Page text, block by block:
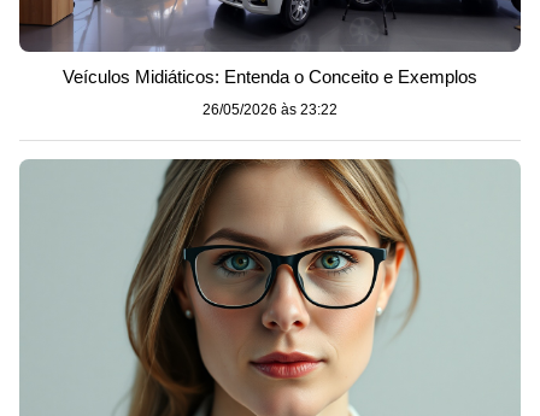
Veículos Midiáticos: Entenda o Conceito e Exemplos
26/05/2026 às 23:22